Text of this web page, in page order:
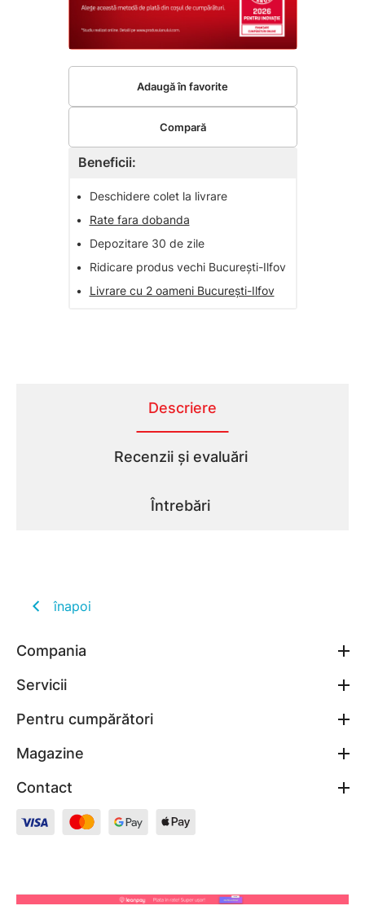
Beneficii:
•
Deschidere colet la livrare
•
Rate fara dobanda
•
Depozitare 30 de zile
•
Ridicare produs vechi București-Ilfov
•
Livrare cu 2 oameni București-Ilfov
Adaugă în favorite
Compară
Descriere
Recenzii și evaluări
Întrebări
înapoi
Compania
Servicii
Pentru cumpărători
Magazine
Contact